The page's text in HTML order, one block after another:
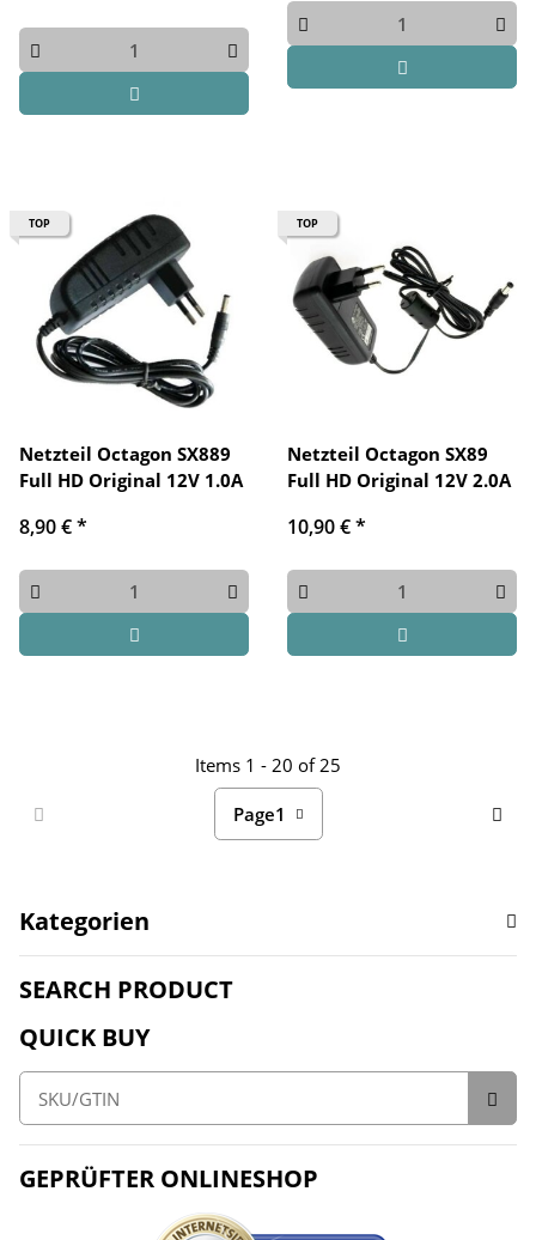
TOP
Netzteil Octagon SX889
Full HD Original 12V 1.0A
8,90 €*
TOP
Netzteil Octagon SX89
Full HD Original 12V 2.0A
10,90 €*
Items 1 - 20 of 25
Page1
Kategorien
SEARCH PRODUCT
QUICK BUY
GEPRÜFTER ONLINESHOP